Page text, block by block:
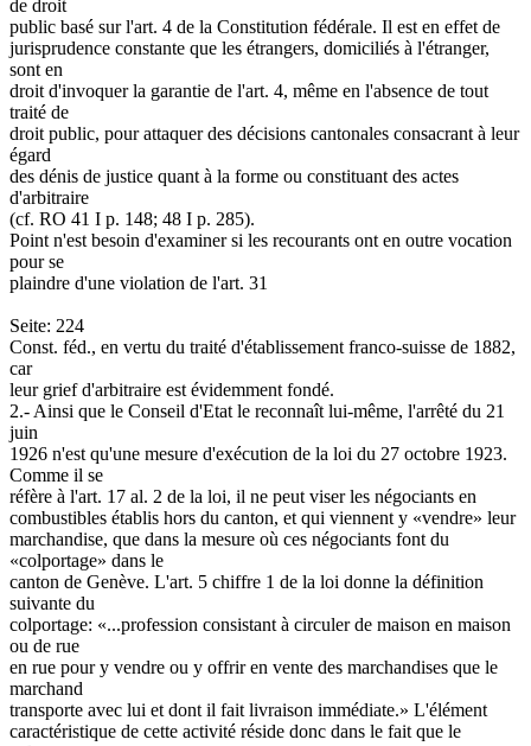
de droit
public basé sur l'art. 4 de la Constitution fédérale. Il est en effet de
jurisprudence constante que les étrangers, domiciliés à l'étranger,
sont en
droit d'invoquer la garantie de l'art. 4, même en l'absence de tout
traité de
droit public, pour attaquer des décisions cantonales consacrant à leur
égard
des dénis de justice quant à la forme ou constituant des actes
d'arbitraire
(cf. RO 41 I p. 148; 48 I p. 285).
Point n'est besoin d'examiner si les recourants ont en outre vocation
pour se
plaindre d'une violation de l'art. 31
Seite: 224
Const. féd., en vertu du traité d'établissement franco-suisse de 1882,
car
leur grief d'arbitraire est évidemment fondé.
2.- Ainsi que le Conseil d'Etat le reconnaît lui-même, l'arrêté du 21
juin
1926 n'est qu'une mesure d'exécution de la loi du 27 octobre 1923.
Comme il se
réfère à l'art. 17 al. 2 de la loi, il ne peut viser les négociants en
combustibles établis hors du canton, et qui viennent y «vendre» leur
marchandise, que dans la mesure où ces négociants font du
«colportage» dans le
canton de Genève. L'art. 5 chiffre 1 de la loi donne la définition
suivante du
colportage: «...profession consistant à circuler de maison en maison
ou de rue
en rue pour y vendre ou y offrir en vente des marchandises que le
marchand
transporte avec lui et dont il fait livraison immédiate.» L'élément
caractéristique de cette activité réside donc dans le fait que le